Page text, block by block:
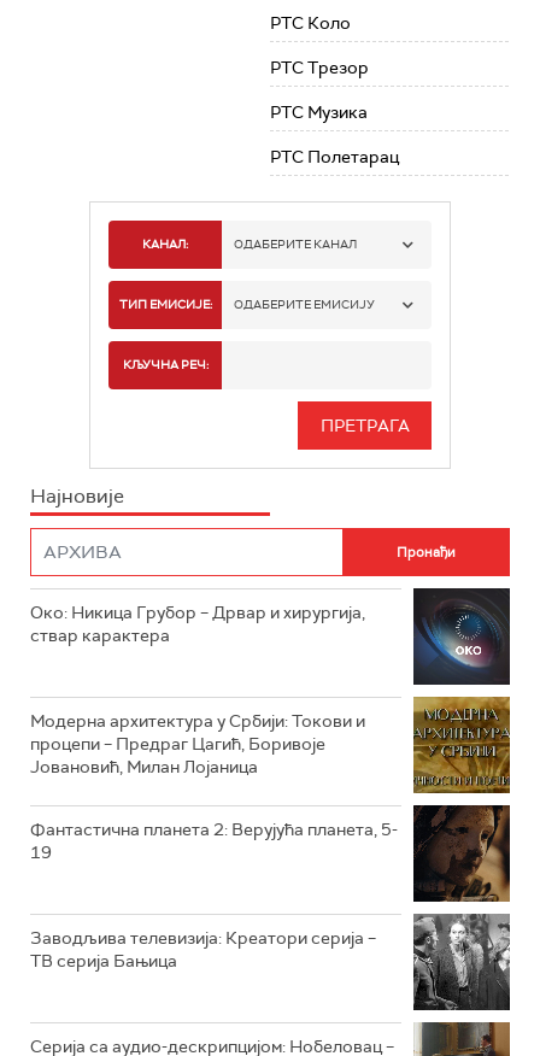
РТС Коло
РТС Трезор
РТС Музика
РТС Полетарац
КАНАЛ: ОДАБЕРИТЕ КАНАЛ
РТС 1
РТС 3
РТС ЖИВОТ
РТС КОЛО
ТИП ЕМИСИЈЕ: ОДАБЕРИТЕ ЕМИСИЈУ
ИНФО
КЉУЧНА РЕЧ:
Најновије
Око: Никица Грубор – Дрвар и хирургија,
ствар карактера
Модерна архитектура у Србији: Токови и
процепи – Предраг Цагић, Боривоје
Јовановић, Милан Лојаница
Фантастична планета 2: Верујућа планета, 5-
19
Заводљива телевизија: Креатори серија –
ТВ серија Бањица
Серија са аудио-дескрипцијом: Нобеловац –